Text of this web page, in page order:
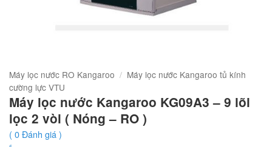
Máy lọc nước RO Kangaroo / Máy lọc nước Kangaroo tủ kính
cường lực VTU
Máy lọc nước Kangaroo KG09A3 – 9 lõi
lọc 2 vòi ( Nóng – RO )
( 0Đánh giá )